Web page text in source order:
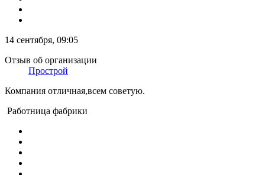
14 сентября, 09:05
Отзыв об организации
Прострой
Компания отличная,всем советую.
Работница фабрики